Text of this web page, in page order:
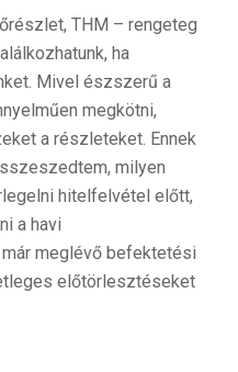
THM – rengeteg
ha
Mivel észszerű a
megkötni,
a részleteket. Ennek
milyen
hitelfelvétel előtt,
a havi
meglévő befektetési
előtörlesztéseket